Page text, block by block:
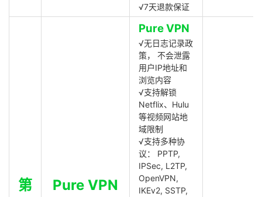
√7天退款保证
第
Pure VPN
Pure VPN
√无日志记录政
策， 不会泄露
用户IP地址和
浏览内容
√支持解锁
Netflix、Hulu
等视频网站地
域限制
√支持多种协
议： PPTP,
IPSec, L2TP,
OpenVPN,
IKEv2, SSTP,